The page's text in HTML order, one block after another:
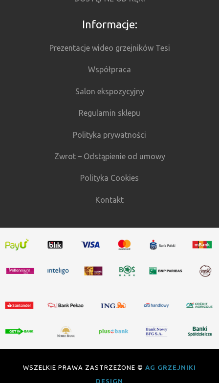
Informacje:
Prezentacje wideo grzejników Tesi
Współpraca
Salon ekspozycyjny
Regulamin sklepu
Polityka prywatności
Zwrot – Odstąpienie od umowy
Polityka Cookies
Kontakt
WSZELKIE PRAWA ZASTRZEŻONE © AG GRZEJNIKI
DESIGN